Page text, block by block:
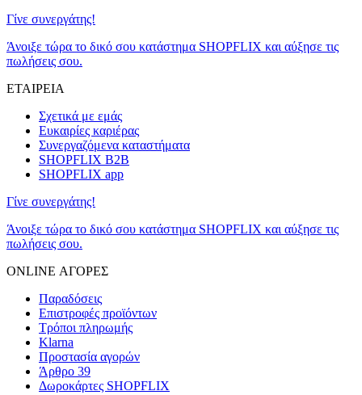
Γίνε συνεργάτης!
Άνοιξε τώρα το δικό σου κατάστημα SHOPFLIX και αύξησε τις
πωλήσεις σου.
ΕΤΑΙΡΕΙΑ
Σχετικά με εμάς
Ευκαιρίες καριέρας
Συνεργαζόμενα καταστήματα
SHOPFLIX B2B
SHOPFLIX app
Γίνε συνεργάτης!
Άνοιξε τώρα το δικό σου κατάστημα SHOPFLIX και αύξησε τις
πωλήσεις σου.
ONLINE ΑΓΟΡΕΣ
Παραδόσεις
Επιστροφές προϊόντων
Τρόποι πληρωμής
Klarna
Προστασία αγορών
Άρθρο 39
Δωροκάρτες SHOPFLIX